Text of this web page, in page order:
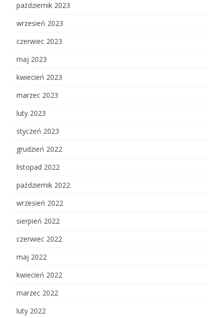
październik 2023
wrzesień 2023
czerwiec 2023
maj 2023
kwiecień 2023
marzec 2023
luty 2023
styczeń 2023
grudzień 2022
listopad 2022
październik 2022
wrzesień 2022
sierpień 2022
czerwiec 2022
maj 2022
kwiecień 2022
marzec 2022
luty 2022